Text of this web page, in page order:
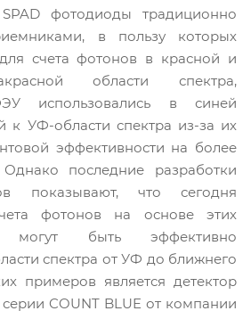
фотодиоды традиционно
в пользу которых
счета фотонов в красной и
области спектра,
использовались в синей
к УФ-области спектра из-за их
эффективности на более
последние разработки
показывают, что сегодня
фотонов на основе этих
могут быть эффективно
спектра от УФ до ближнего
примеров является детектор
COUNT BLUE от компании